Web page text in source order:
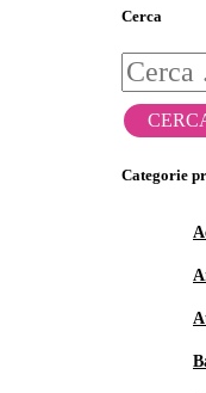
Cerca
Ricerca
per:
Categorie